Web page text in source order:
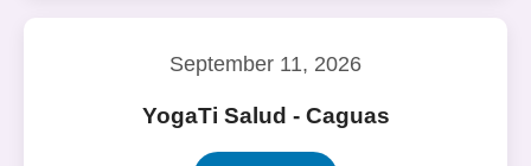
September 11, 2026
YogaTi Salud - Caguas